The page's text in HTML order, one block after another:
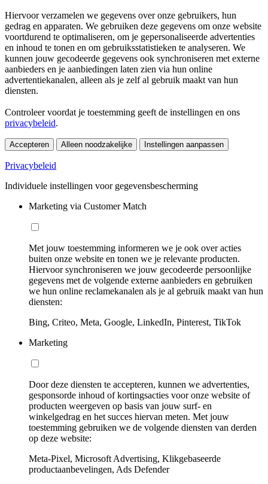
Hiervoor verzamelen we gegevens over onze gebruikers, hun
gedrag en apparaten. We gebruiken deze gegevens om onze website
voortdurend te optimaliseren, om je gepersonaliseerde advertenties
en inhoud te tonen en om gebruiksstatistieken te analyseren. We
kunnen jouw gecodeerde gegevens ook synchroniseren met externe
aanbieders en je aanbiedingen laten zien via hun online
advertentiekanalen, alleen als je zelf al gebruik maakt van hun
diensten.
Controleer voordat je toestemming geeft de instellingen en ons
privacybeleid.
Accepteren Alleen noodzakelijke Instellingen aanpassen
Privacybeleid
Individuele instellingen voor gegevensbescherming
Marketing via Customer Match
Met jouw toestemming informeren we je ook over acties
buiten onze website en tonen we je relevante producten.
Hiervoor synchroniseren we jouw gecodeerde persoonlijke
gegevens met de volgende externe aanbieders en gebruiken
we hun online reclamekanalen als je al gebruik maakt van hun
diensten:
Bing, Criteo, Meta, Google, LinkedIn, Pinterest, TikTok
Marketing
Door deze diensten te accepteren, kunnen we advertenties,
gesponsorde inhoud of kortingsacties voor onze website of
producten weergeven op basis van jouw surf- en
winkelgedrag en het succes hiervan meten. Met jouw
toestemming gebruiken we de volgende diensten van derden
op deze website:
Meta-Pixel, Microsoft Advertising, Klikgebaseerde
productaanbevelingen, Ads Defender